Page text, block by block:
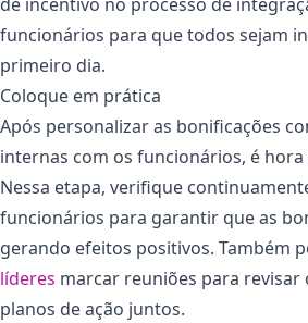
funcionários para que todos sejam
primeiro dia.
Coloque em prática
Após personalizar as bonificações
internas com os funcionários, é hora
Nessa etapa, verifique
funcionários para garantir que as
gerando efeitos positivos. Também
líderes marcar reuniões para revisar
planos de ação juntos.